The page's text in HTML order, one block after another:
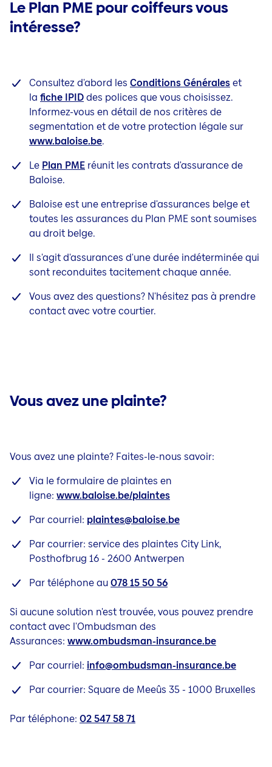
Le Plan PME pour coiffeurs vous
intéresse?
Consultez d'abord les Conditions Généraleset
la fiche IPIDdes polices que vous choisissez.
Informez-vous en détail de nos critères de
segmentation et de votre protection légale sur
www.baloise.be.
Le Plan PME réunit les contrats d'assurance de
Baloise.
Baloise est une entreprise d'assurances belge et
toutes les assurances du Plan PME sont soumises
au droit belge.
Il s'agit d'assurances d'une durée indéterminée qui
sont reconduites tacitement chaque année.
Vous avez des questions? N'hésitez pas à prendre
contact avec votre courtier.
Vous avez une plainte?
Vous avez une plainte? Faites-le-nous savoir:
Via le formulaire de plaintes en
ligne: www.baloise.be/plaintes
Par courriel: plaintes@baloise.be
Par courrier: service des plaintes City Link,
Posthofbrug 16 - 2600 Antwerpen
Par téléphone au078 15 50 56
Si aucune solution n'est trouvée, vous pouvez prendre
contact avec l'Ombudsman des
Assurances: www.ombudsman-insurance.be
Par courriel: info@ombudsman-insurance.be
Par courrier: Square de Meeûs 35 - 1000 Bruxelles
Par téléphone: 02 547 58 71